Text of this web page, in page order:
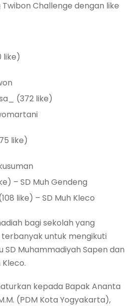
Challenge dengan like
like)
(372 like)
like)
– SD Muh Gendeng
like) – SD Muh Kleco
bagi sekolah yang
untuk mengikuti
SD Muhammadiyah Sapen dan
kepada Bapak Ananta
(PDM Kota Yogyakarta),